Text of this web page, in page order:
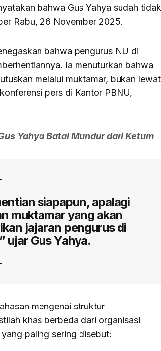
bahwa Gus Yahya sudah tidak
Rabu, 26 November 2025.
bahwa pengurus NU di
Ia menuturkan bahwa
melalui muktamar, bukan lewat
pers di Kantor PBNU,
Yahya Batal Mundur dari Ketum
siapapun, apalagi
muktamar yang akan
jajaran pengurus di
ujar Gus Yahya.
mengenai struktur
khas berbeda dari organisasi
paling sering disebut: